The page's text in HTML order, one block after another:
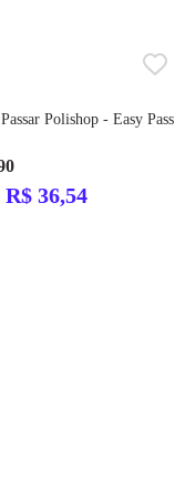
Polishop - Easy Pass
36,54